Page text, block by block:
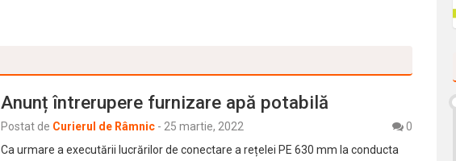
Anunț întrerupere furnizare apă potabilă
Postat de Curierul de Râmnic - 25 martie, 2022
0
Ca urmare a executării lucrărilor de conectare a rețelei PE 630 mm la conducta